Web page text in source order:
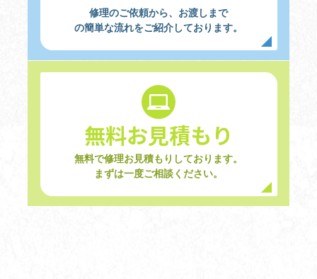
修理のご依頼から、お渡しまで
の簡単な流れをご紹介しております。
無料お見積もり
無料で修理お見積もりしております。
まずは一度ご相談ください。